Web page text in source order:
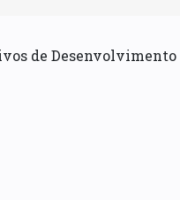
de Desenvolvimento